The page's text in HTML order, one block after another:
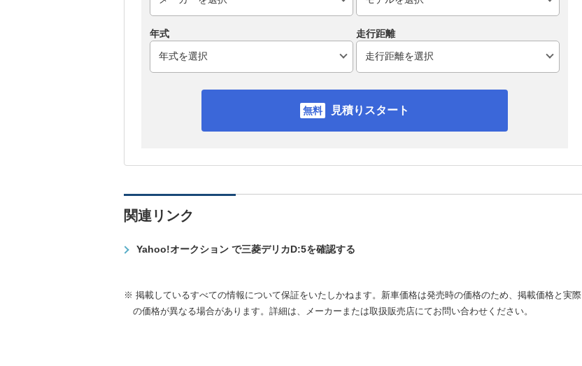
年式 走行距離
見積りスタート
関連リンク
Yahoo!オークション で三菱デリカD:5を確認する
※ 掲載しているすべての情報について保証をいたしかねます。新車価格は発売時の価格のため、掲載価格と実際
の価格が異なる場合があります。詳細は、メーカーまたは取扱販売店にてお問い合わせください。